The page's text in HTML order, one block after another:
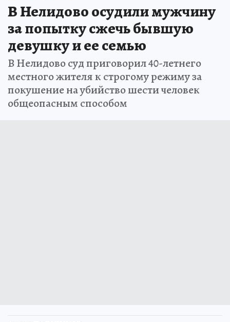
В Нелидово осудили мужчину
за попытку сжечь бывшую
девушку и ее семью
В Нелидово суд приговорил 40-летнего
местного жителя к строгому режиму за
покушение на убийство шести человек
общеопасным способом